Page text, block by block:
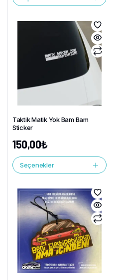
Taktik Matik Yok Bam Bam
Sticker
150,00₺
Seçenekler